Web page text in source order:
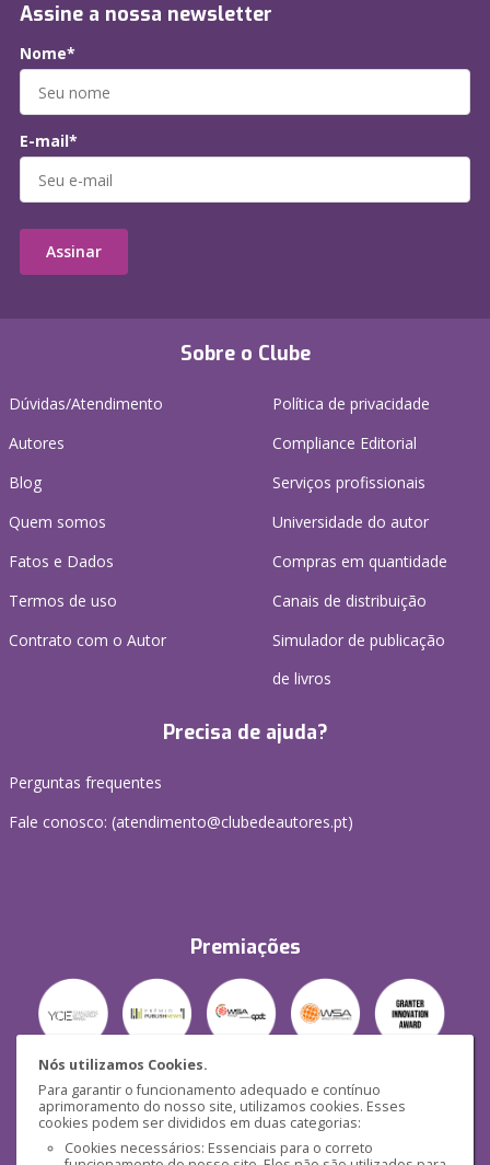
Nós utilizamos Cookies.
Para garantir o funcionamento adequado e contínuo
aprimoramento do nosso site, utilizamos cookies. Esses
cookies podem ser divididos em duas categorias:
Cookies necessários: Essenciais para o correto
Sobre o Clube
Dúvidas/Atendimento
Autores
Blog
Quem somos
Fatos e Dados
Termos de uso
Contrato com o Autor
Política de privacidade
Compliance Editorial
Serviços profissionais
Universidade do autor
Compras em quantidade
Canais de distribuição
Simulador de publicação
de livros
Precisa de ajuda?
Perguntas frequentes
Fale conosco: (atendimento@clubedeautores.pt)
Premiações
Segurança
Assine a nossa newsletter
Nome*
E-mail*
Assinar